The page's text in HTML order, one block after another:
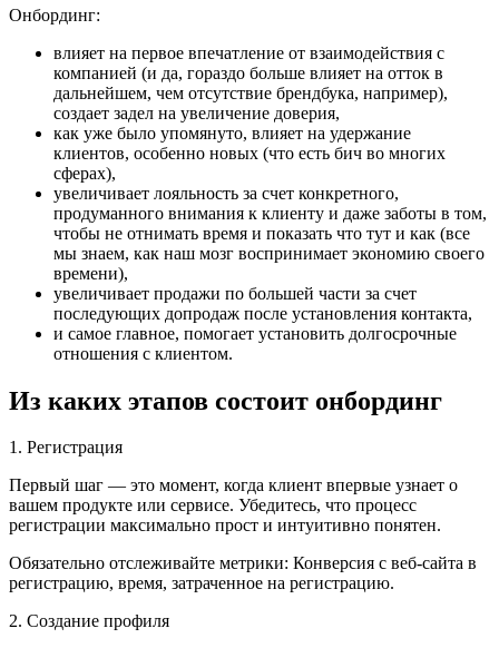
Онбординг:
влияет на первое впечатление от взаимодействия с
компанией (и да, гораздо больше влияет на отток в
дальнейшем, чем отсутствие брендбука, например),
создает задел на увеличение доверия,
как уже было упомянуто, влияет на удержание
клиентов, особенно новых (что есть бич во многих
сферах),
увеличивает лояльность за счет конкретного,
продуманного внимания к клиенту и даже заботы в том,
чтобы не отнимать время и показать что тут и как (все
мы знаем, как наш мозг воспринимает экономию своего
времени),
увеличивает продажи по большей части за счет
последующих допродаж после установления контакта,
и самое главное, помогает установить долгосрочные
отношения с клиентом.
Из каких этапов состоит онбординг
1. Регистрация
Первый шаг — это момент, когда клиент впервые узнает о
вашем продукте или сервисе. Убедитесь, что процесс
регистрации максимально прост и интуитивно понятен.
Обязательно отслеживайте метрики: Конверсия с веб-сайта в
регистрацию, время, затраченное на регистрацию.
2. Создание профиля